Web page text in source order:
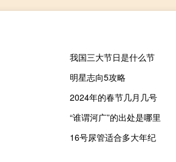
我国三大节日是什么节
明星志向5攻略
2024年的春节几月几号
“谁谓河广”的出处是哪里
16号尿管适合多大年纪